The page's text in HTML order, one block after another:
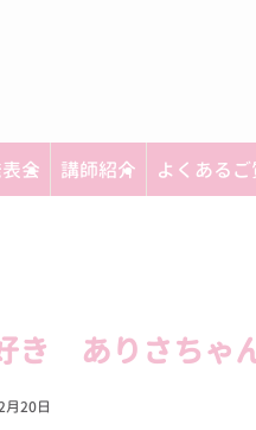
会 講師紹介 よくある
き ありさちゃ
月20日